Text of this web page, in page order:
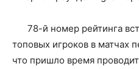
78-й номер рейтинга
топовых игроков в матчах
что пришло время